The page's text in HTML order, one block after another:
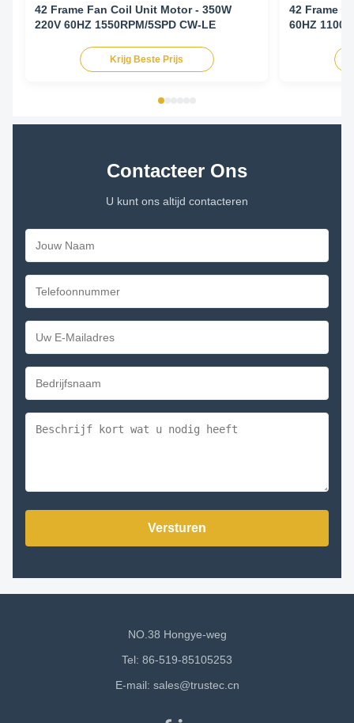
42 Frame Fan Coil Unit Motor - 350W
220V 60HZ 1550RPM/5SPD CW-LE
Krijg Beste Prijs
42 Frame
60HZ 1100
Contacteer Ons
U kunt ons altijd contacteren
Versturen
NO.38 Hongye-weg
Tel: 86-519-85105253
E-mail: sales@trustec.cn